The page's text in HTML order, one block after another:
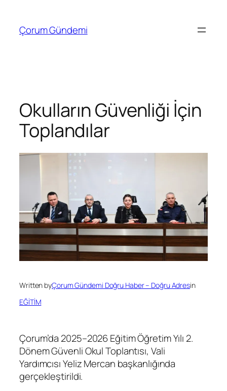
Çorum Gündemi
Okulların Güvenliği İçin
Toplandılar
Written byÇorum Gündemi Doğru Haber – Doğru Adresin
EĞİTİM
Çorum’da 2025–2026 Eğitim Öğretim Yılı 2.
Dönem Güvenli Okul Toplantısı, Vali
Yardımcısı Yeliz Mercan başkanlığında
gerçekleştirildi.